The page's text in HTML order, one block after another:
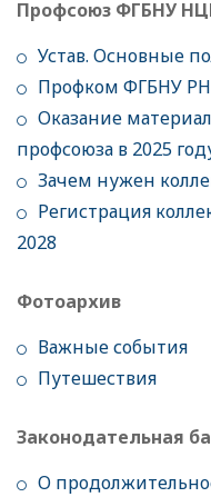
Профсоюз ФГБНУ
Устав. Основные
Профком ФГБНУ
Оказание
профсоюза в 2025
Зачем нужен
Регистрация
2028
Фотоархив
Важные события
Путешествия
Законодательная
О